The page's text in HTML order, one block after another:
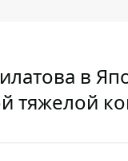
в
тяжелой